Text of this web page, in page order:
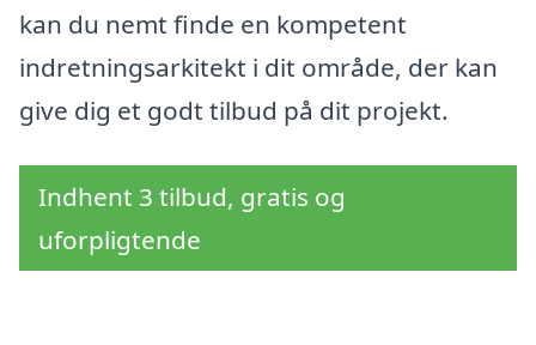
kan du nemt finde en kompetent
indretningsarkitekt i dit område, der kan
give dig et godt tilbud på dit projekt.
Indhent 3 tilbud, gratis og
uforpligtende